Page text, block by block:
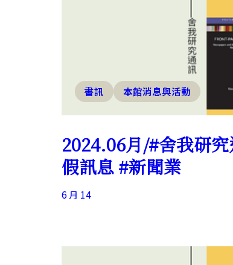
書訊 本館消息與活動
2024.06月/#舍我研
假訊息 #新聞業
6 月 14